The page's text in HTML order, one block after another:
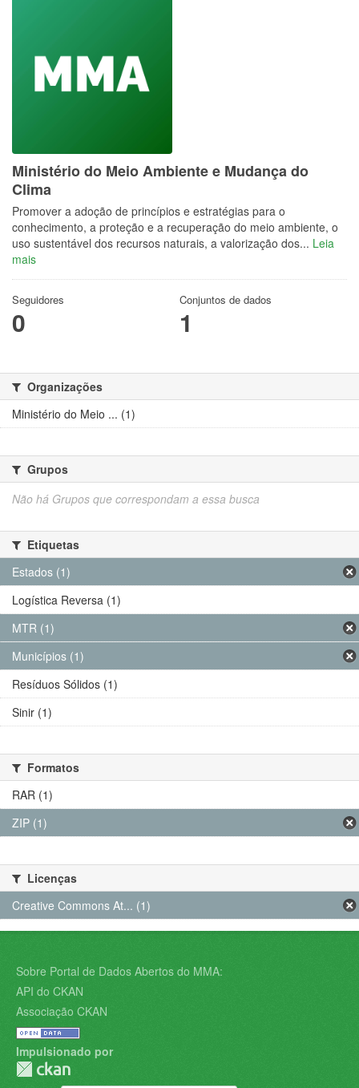
Ministério do Meio Ambiente e Mudança do
Clima
Promover a adoção de princípios e estratégias para o
conhecimento, a proteção e a recuperação do meio ambiente, o
uso sustentável dos recursos naturais, a valorização dos... Leia
mais
Seguidores
0
Conjuntos de dados
1
Organizações
Ministério do Meio ... (1)
Grupos
Não há Grupos que correspondam a essa busca
Etiquetas
Estados (1)
Logística Reversa (1)
MTR (1)
Municípios (1)
Resíduos Sólidos (1)
Sinir (1)
Formatos
RAR (1)
ZIP (1)
Licenças
Creative Commons At... (1)
Sobre Portal de Dados Abertos do MMA:
API do CKAN
Associação CKAN
Impulsionado por